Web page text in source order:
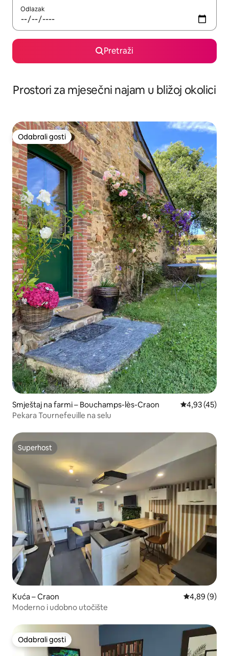
Odlazak
Pretraži
Prostori za mjesečni najam u bližoj okolici
Odabrali gosti
Odabrali gosti
Smještaj na farmi – Bouchamps-lès-Craon Prosječna
4,93 (45)
Pekara Tournefeuille na selu
Superhost
Superhost
Kuća – Craon Prosječna
4,89 (9)
Moderno i udobno utočište
Odabrali gosti
Odabrali gosti